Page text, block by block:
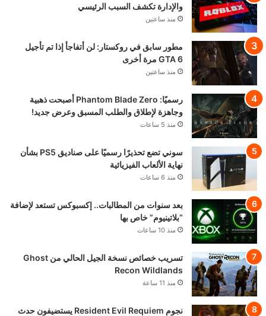
والإدارة تكشف السبب الرئيسي
منذ ساعتين
مطور سابق في روكستار: لن أتفاجأ إذا تم تأجيل
GTA 6 مرة أخرى
منذ ساعتين
رسميًا: Phantom Blade Zero أصبحت ذهبية
وجاهزة لإطلاق والطلب المسبق وعرض جديد!
منذ 5 ساعات
سوني تضع تحذيرًا رسميًا على صناديق PS5 بشأن
نهاية الألعاب الفيزيائية
منذ 6 ساعات
بعد سنوات من المطالبات.. إكسبوكس تستعد لإضافة
“بلاتينيوم” خاص بها
منذ 10 ساعات
تسريب خصائص نسخة الجيل الحالي من Ghost
Recon Wildlands
منذ 11 ساعة
نجوم Resident Evil Requiem يستضيفون حدث